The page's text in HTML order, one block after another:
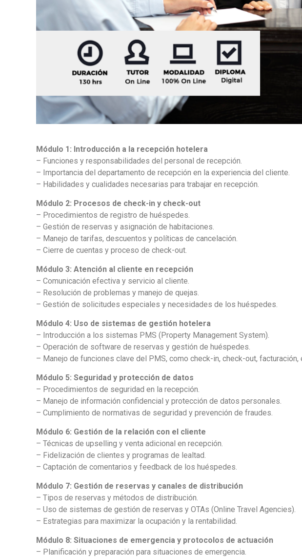
Módulo 1: Introducción a la recepción hotelera
– Funciones y responsabilidades del personal de recepción.
– Importancia del departamento de recepción en la experiencia del cliente.
– Habilidades y cualidades necesarias para trabajar en recepción.
Módulo 2: Procesos de check-in y check-out
– Procedimientos de registro de huéspedes.
– Gestión de reservas y asignación de habitaciones.
– Manejo de tarifas, descuentos y políticas de cancelación.
– Cierre de cuentas y proceso de check-out.
Módulo 3: Atención al cliente en recepción
– Comunicación efectiva y servicio al cliente.
– Resolución de problemas y manejo de quejas.
– Gestión de solicitudes especiales y necesidades de los huéspedes.
Módulo 4: Uso de sistemas de gestión hotelera
– Introducción a los sistemas PMS (Property Management System).
– Operación de software de reservas y gestión de huéspedes.
– Manejo de funciones clave del PMS, como check-in, check-out, facturación,
Módulo 5: Seguridad y protección de datos
– Procedimientos de seguridad en la recepción.
– Manejo de información confidencial y protección de datos personales.
– Cumplimiento de normativas de seguridad y prevención de fraudes.
Módulo 6: Gestión de la relación con el cliente
– Técnicas de upselling y venta adicional en recepción.
– Fidelización de clientes y programas de lealtad.
– Captación de comentarios y feedback de los huéspedes.
Módulo 7: Gestión de reservas y canales de distribución
– Tipos de reservas y métodos de distribución.
– Uso de sistemas de gestión de reservas y OTAs (Online Travel Agencies).
– Estrategias para maximizar la ocupación y la rentabilidad.
Módulo 8: Situaciones de emergencia y protocolos de actuación
– Planificación y preparación para situaciones de emergencia.